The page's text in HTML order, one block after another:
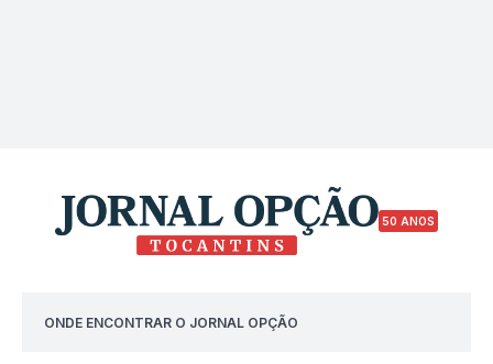
50 ANOS
ONDE ENCONTRAR O JORNAL OPÇÃO